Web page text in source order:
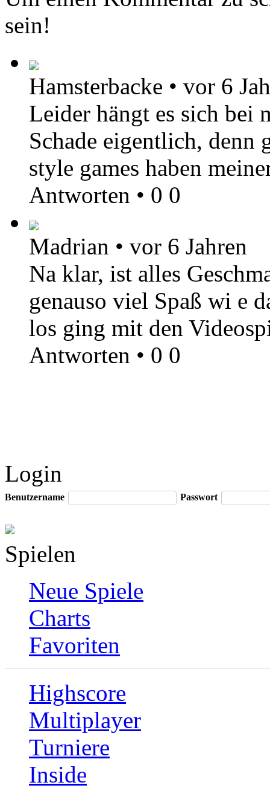
sein!
Hamsterbacke • vor 6
Leider hängt es sich bei
Schade eigentlich, denn
style games haben
Antworten • 0 0
Madrian • vor 6 Jahren
Na klar, ist alles
genauso viel Spaß wi e
los ging mit den
Antworten • 0 0
Login
Benutzername Passwort
Spielen
Neue Spiele
Charts
Favoriten
Highscore
Multiplayer
Turniere
Inside